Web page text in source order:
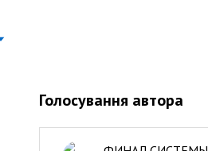
Голосування автора